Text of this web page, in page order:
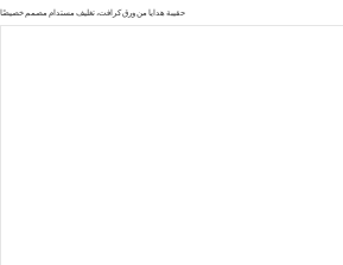
حقيبة هدايا من ورق كرافت، تغليف مستدام مصمم خصيصًا